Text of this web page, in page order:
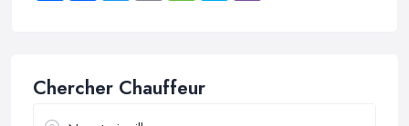
Chercher Chauffeur